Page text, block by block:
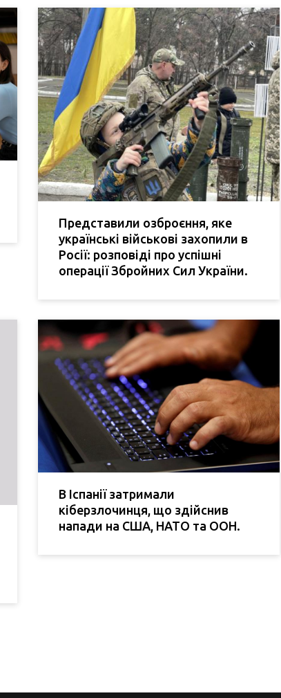
Представили озброєння, яке
українські військові захопили в
Росії: розповіді про успішні
операції Збройних Сил України.
В Іспанії затримали
кіберзлочинця, що здійснив
напади на США, НАТО та ООН.